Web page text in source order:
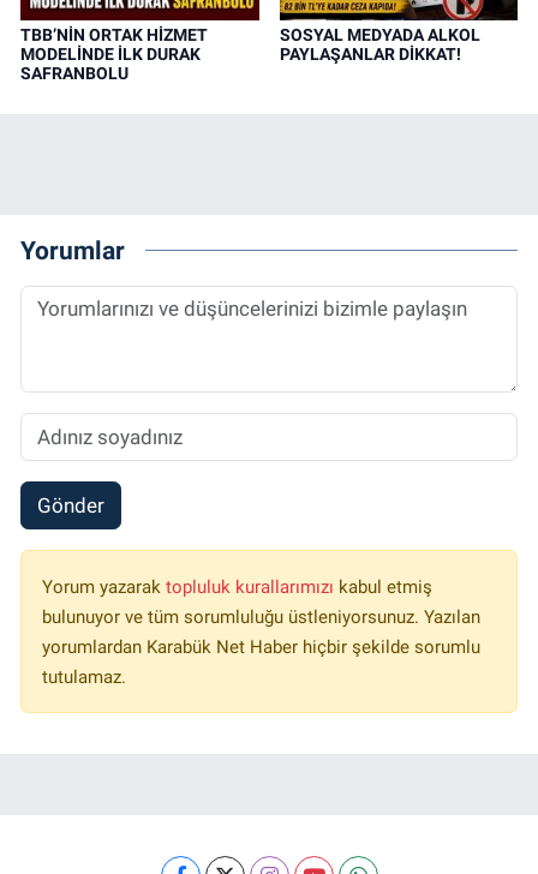
TBB’NİN ORTAK HİZMET
MODELİNDE İLK DURAK
SAFRANBOLU
SOSYAL MEDYADA ALKOL
PAYLAŞANLAR DİKKAT!
Yorumlar
Gönder
Yorum yazarak topluluk kurallarımızı kabul etmiş
bulunuyor ve tüm sorumluluğu üstleniyorsunuz. Yazılan
yorumlardan Karabük Net Haber hiçbir şekilde sorumlu
tutulamaz.